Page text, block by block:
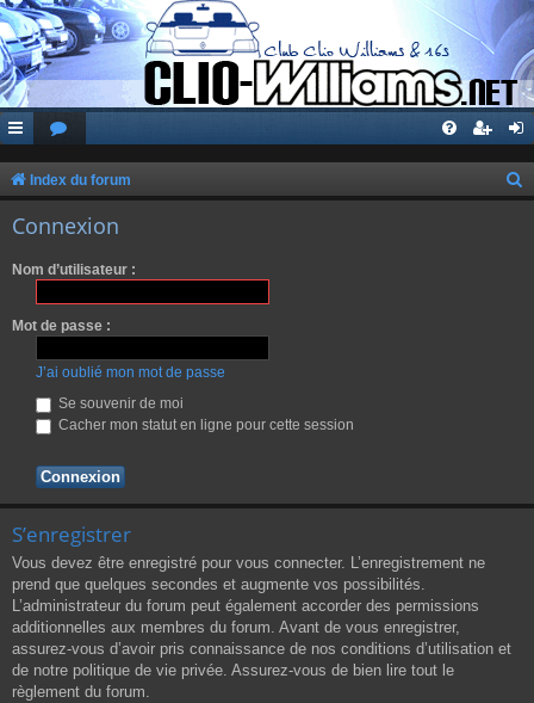
Index du forum
Connexion
Nom d’utilisateur :
Mot de passe :
J’ai oublié mon mot de passe
Se souvenir de moi
Cacher mon statut en ligne pour cette session
S’enregistrer
Vous devez être enregistré pour vous connecter. L’enregistrement ne
prend que quelques secondes et augmente vos possibilités.
L’administrateur du forum peut également accorder des permissions
additionnelles aux membres du forum. Avant de vous enregistrer,
assurez-vous d’avoir pris connaissance de nos conditions d’utilisation et
de notre politique de vie privée. Assurez-vous de bien lire tout le
règlement du forum.